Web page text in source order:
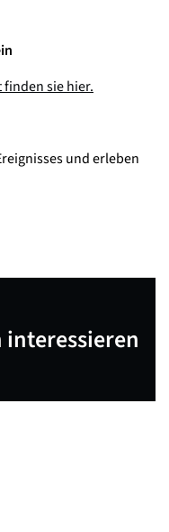
finden sie hier.
und erleben
interessieren